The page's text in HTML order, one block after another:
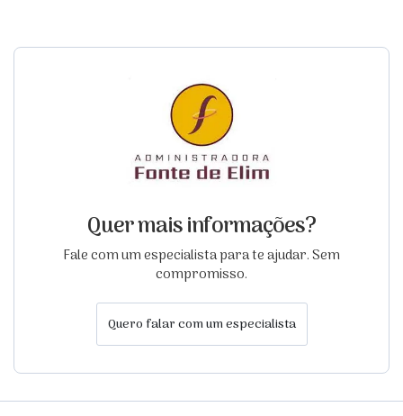
Quer mais informações?
Fale com um especialista para te ajudar. Sem
compromisso.
Quero falar com um especialista